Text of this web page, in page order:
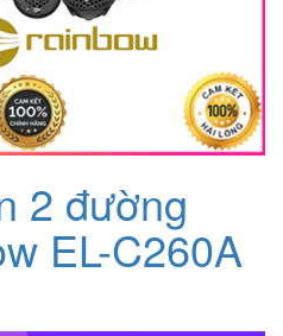
2 đường
EL-C260A